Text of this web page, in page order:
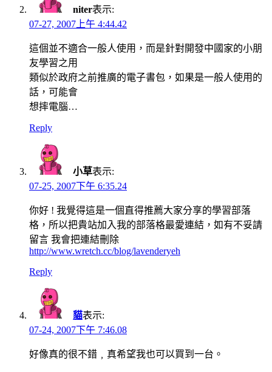
niter表示:
07-27, 2007上午 4:44.42
這個並不適合一般人使用，而是針對開發中國家的小朋
友學習之用
類似於政府之前推廣的電子書包，如果是一般人使用的
話，可能會
想摔電腦…
Reply
小草表示:
07-25, 2007下午 6:35.24
你好 ! 我覺得這是一個直得推薦大家分享的學習部落
格，所以把貴站加入我的部落格最愛連結，如有不妥請
留言 我會把連結刪除
http://www.wretch.cc/blog/lavenderyeh
Reply
貓表示:
07-24, 2007下午 7:46.08
好像真的很不錯﹐真希望我也可以買到一台。